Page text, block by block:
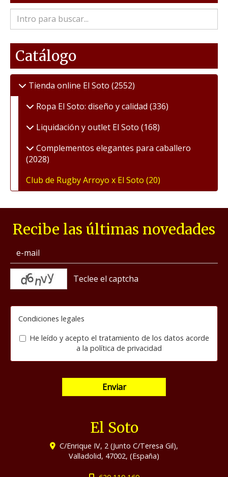
Catálogo
Tienda online El Soto (2552)
Ropa El Soto: diseño y calidad (336)
Liquidación y outlet El Soto (168)
Complementos elegantes para caballero
(2028)
Club de Rugby Arroyo x El Soto (20)
Recibe las últimas novedades
Condiciones legales
He leído y acepto el tratamiento de los datos acorde
a la política de privacidad
Enviar
El Soto
C/Enrique IV, 2 (Junto C/Teresa Gil),
Valladolid, 47002, (España)